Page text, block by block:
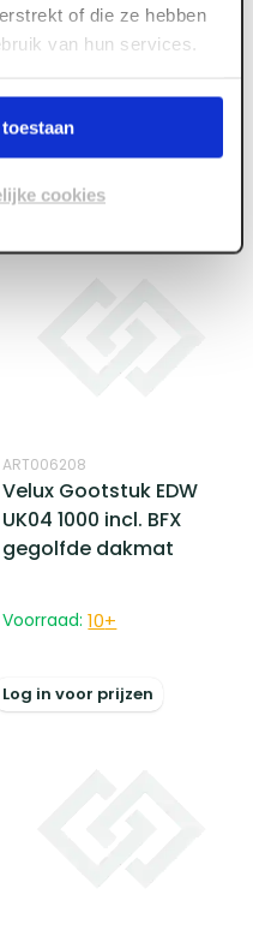
of die ze hebben
van hun services.
cookies
ART005703
Velux Tuimelvenster
978 kunststof &
veiligheidsglas
Voorraad: 7
Log in voor prijzen
ART006208
Velux Gootstuk EDW
UK04 1000 incl. BFX
gegolfde dakmat
Voorraad: 10+
Log in voor prijzen